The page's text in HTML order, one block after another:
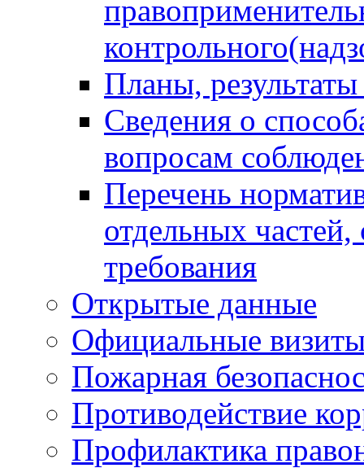
Планы,
Сведения о
вопросам
Перечень
отдельных
требования
Открытые данные
Официальные
Пожарная
Противодействие
Профилактика